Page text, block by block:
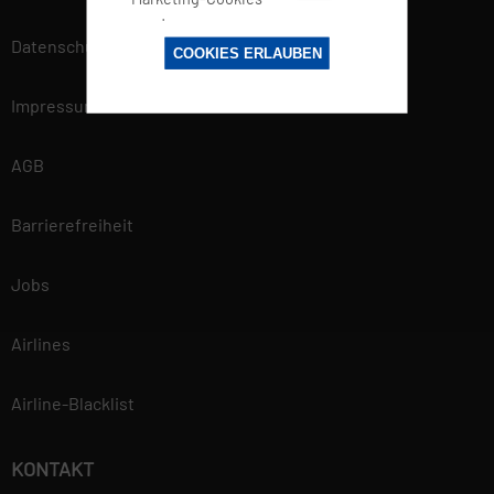
werden von
Drittanbietern oder
Websites hinweg
Vertraulichkeit der von Ihnen
COOKIES ERLAUBEN
Datenschutz
Impressum
AGB
Barrierefreiheit
Jobs
Airlines
Airline-Blacklist
KONTAKT